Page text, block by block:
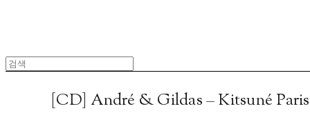
[CD] André & Gildas – Kitsuné